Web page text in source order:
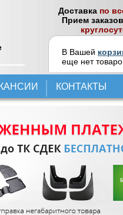
Доставка по
Прием
В Вашей
еще нет
КОНТАКТЫ